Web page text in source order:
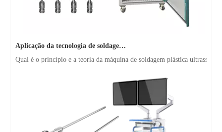
Qual é o princípio e a teoria da máquina de soldagem plástica